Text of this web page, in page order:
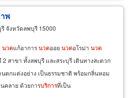
พ
จังหวัดลพบุรี 15000
นวดแก้อาการนวดออย นวดอโรม่า นวด
สาขา ทั้งลพบุรี และสระบุรี เดินทางสะดวก
นตกแต่งอย่าง เป็นธรรมชาติ พร้อมกลิ่นหอม
คลาย ด้วยการบริการที่เป็น